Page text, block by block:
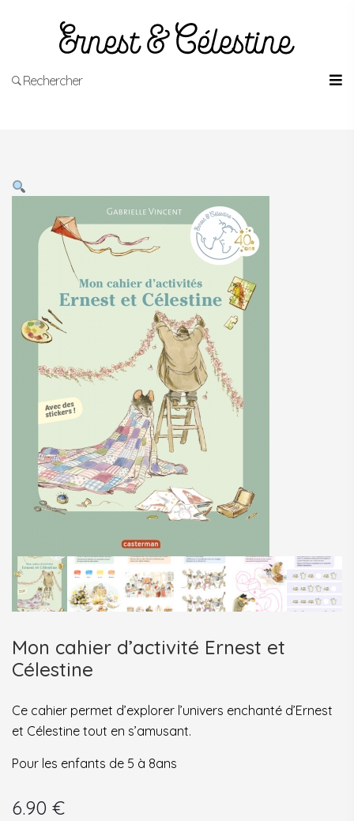
Rechercher
Mon cahier d’activité Ernest et
Célestine
Ce cahier permet d’explorer l’univers enchanté d’Ernest
et Célestine tout en s’amusant.
Pour les enfants de 5 à 8ans
6.90 €